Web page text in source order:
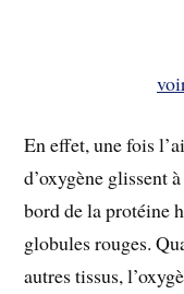
En effet, une fois
d’oxygène glissent
bord de la protéine
globules rouges.
autres tissus,